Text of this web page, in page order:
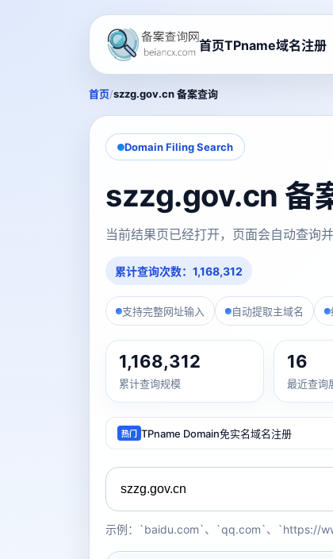
首页TPname域名注册
首页/szzg.gov.cn 备案查询
Domain Filing Search
szzg.gov.cn 备
当前结果页已经打开，页面会自动查询
累计查询次数：1,168,312
支持完整网址输入 自动提取主域名
1,168,312
累计查询规模
16
最近查询
热门 TPname Domain免实名域名注册
示例：`baidu.com`、`qq.com`、`https://